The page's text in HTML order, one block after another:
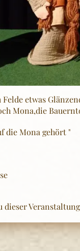
etwas
Mona,die
die Mona gehört "